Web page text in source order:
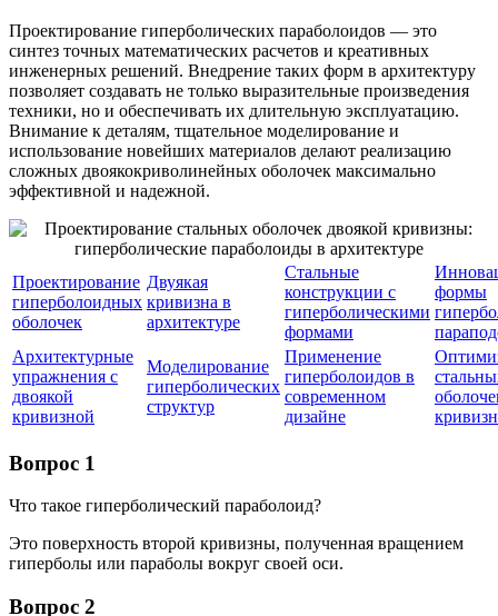
Проектирование гиперболических параболоидов — это
синтез точных математических расчетов и креативных
инженерных решений. Внедрение таких форм в архитектуру
позволяет создавать не только выразительные произведения
техники, но и обеспечивать их длительную эксплуатацию.
Внимание к деталям, тщательное моделирование и
использование новейших материалов делают реализацию
сложных двоякокриволинейных оболочек максимально
эффективной и надежной.
Проектирование
гиперболоидных
оболочек
Двуякая
кривизна в
архитектуре
Стальные
конструкции с
гиперболическими
формами
формы
Архитектурные
упражнения с
двоякой
кривизной
Моделирование
гиперболических
структур
Применение
гиперболоидов в
современном
дизайне
Вопрос 1
Что такое гиперболический параболоид?
Это поверхность второй кривизны, полученная вращением
гиперболы или параболы вокруг своей оси.
Вопрос 2